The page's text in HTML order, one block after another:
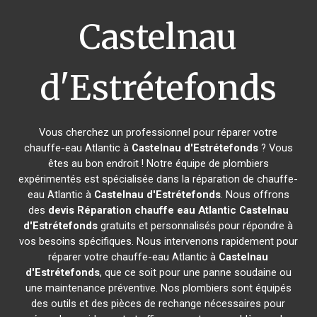
Castelnau
d'Estrétefonds
Vous cherchez un professionnel pour réparer votre
chauffe-eau Atlantic à Castelnau d'Estrétefonds? Vous
êtes au bon endroit ! Notre équipe de plombiers
expérimentés est spécialisée dans la réparation de chauffe-
eau Atlantic à Castelnau d'Estrétefonds. Nous offrons
des devis Réparation chauffe eau Atlantic Castelnau
d'Estrétefonds gratuits et personnalisés pour répondre à
vos besoins spécifiques. Nous intervenons rapidement pour
réparer votre chauffe-eau Atlantic à Castelnau
d'Estrétefonds, que ce soit pour une panne soudaine ou
une maintenance préventive. Nos plombiers sont équipés
des outils et des pièces de rechange nécessaires pour